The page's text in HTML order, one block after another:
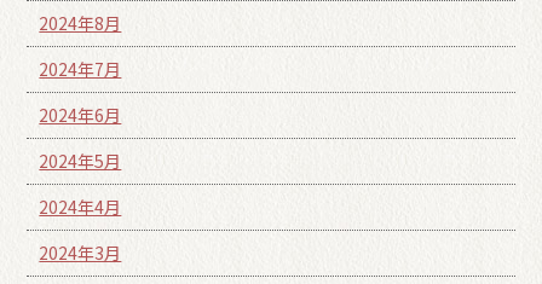
2024年8月
2024年7月
2024年6月
2024年5月
2024年4月
2024年3月